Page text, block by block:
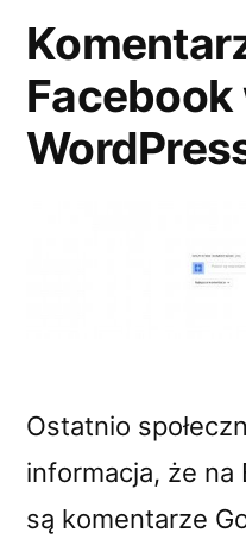
bloga
Facebook
Ostatnio
informacja, że
są komentarze